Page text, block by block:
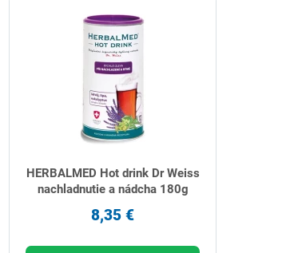
HERBALMED Hot drink Dr Weiss
nachladnutie a nádcha 180g
8,35 €